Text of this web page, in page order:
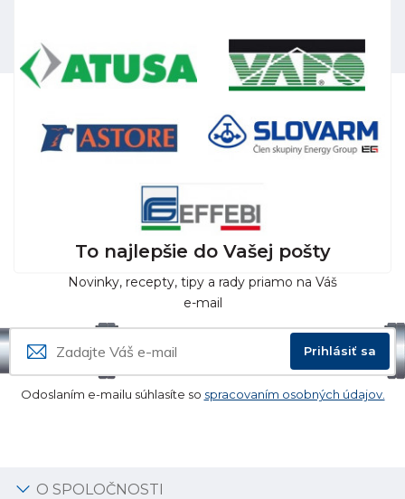
To najlepšie do Vašej pošty
Novinky, recepty, tipy a rady priamo na Váš
e-mail
Prihlásiť sa
Odoslaním e-mailu súhlasíte so spracovaním osobných údajov.
O SPOLOČNOSTI